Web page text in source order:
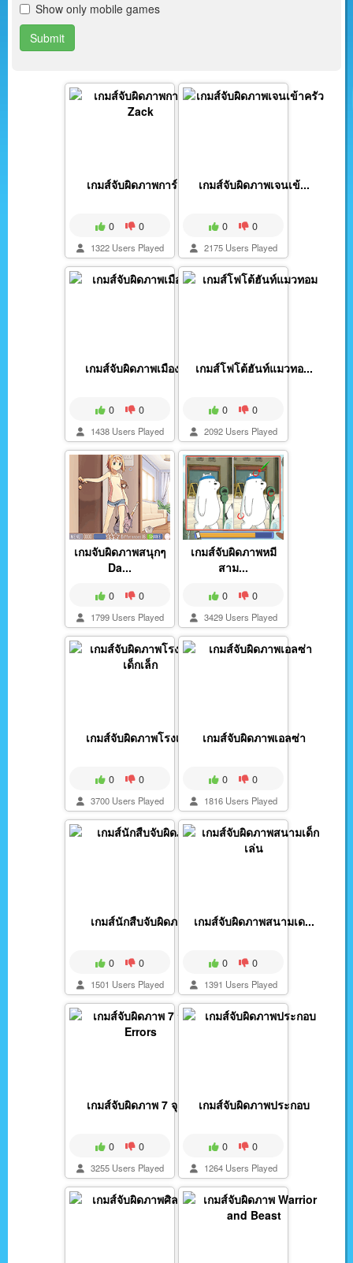
Show only mobile games
Submit
เกมส์จับผิดภาพการ์ตู...
0 0
1322 Users Played
เกมส์จับผิดภาพเจนเข้...
0 0
2175 Users Played
เกมส์จับผิดภาพเมืองจ...
0 0
1438 Users Played
เกมส์โฟโต้ฮันท์แมวทอ...
0 0
2092 Users Played
เกมจับผิดภาพสนุกๆ
Da...
0 0
1799 Users Played
เกมส์จับผิดภาพหมี
สาม...
0 0
3429 Users Played
เกมส์จับผิดภาพโรงเรี...
0 0
3700 Users Played
เกมส์จับผิดภาพเอลซ่า
0 0
1816 Users Played
เกมส์นักสืบจับผิดภาพ
0 0
1501 Users Played
เกมส์จับผิดภาพสนามเด...
0 0
1391 Users Played
เกมส์จับผิดภาพ 7 จุด...
0 0
3255 Users Played
เกมส์จับผิดภาพประกอบ
0 0
1264 Users Played